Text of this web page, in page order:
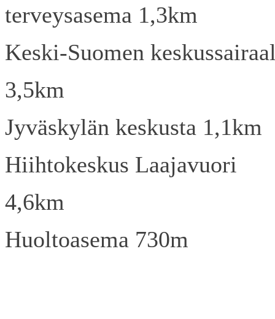
terveysasema 1,3km
Keski-Suomen
3,5km
Jyväskylän keskusta 1,1km
Hiihtokeskus Laajavuori
4,6km
Huoltoasema 730m